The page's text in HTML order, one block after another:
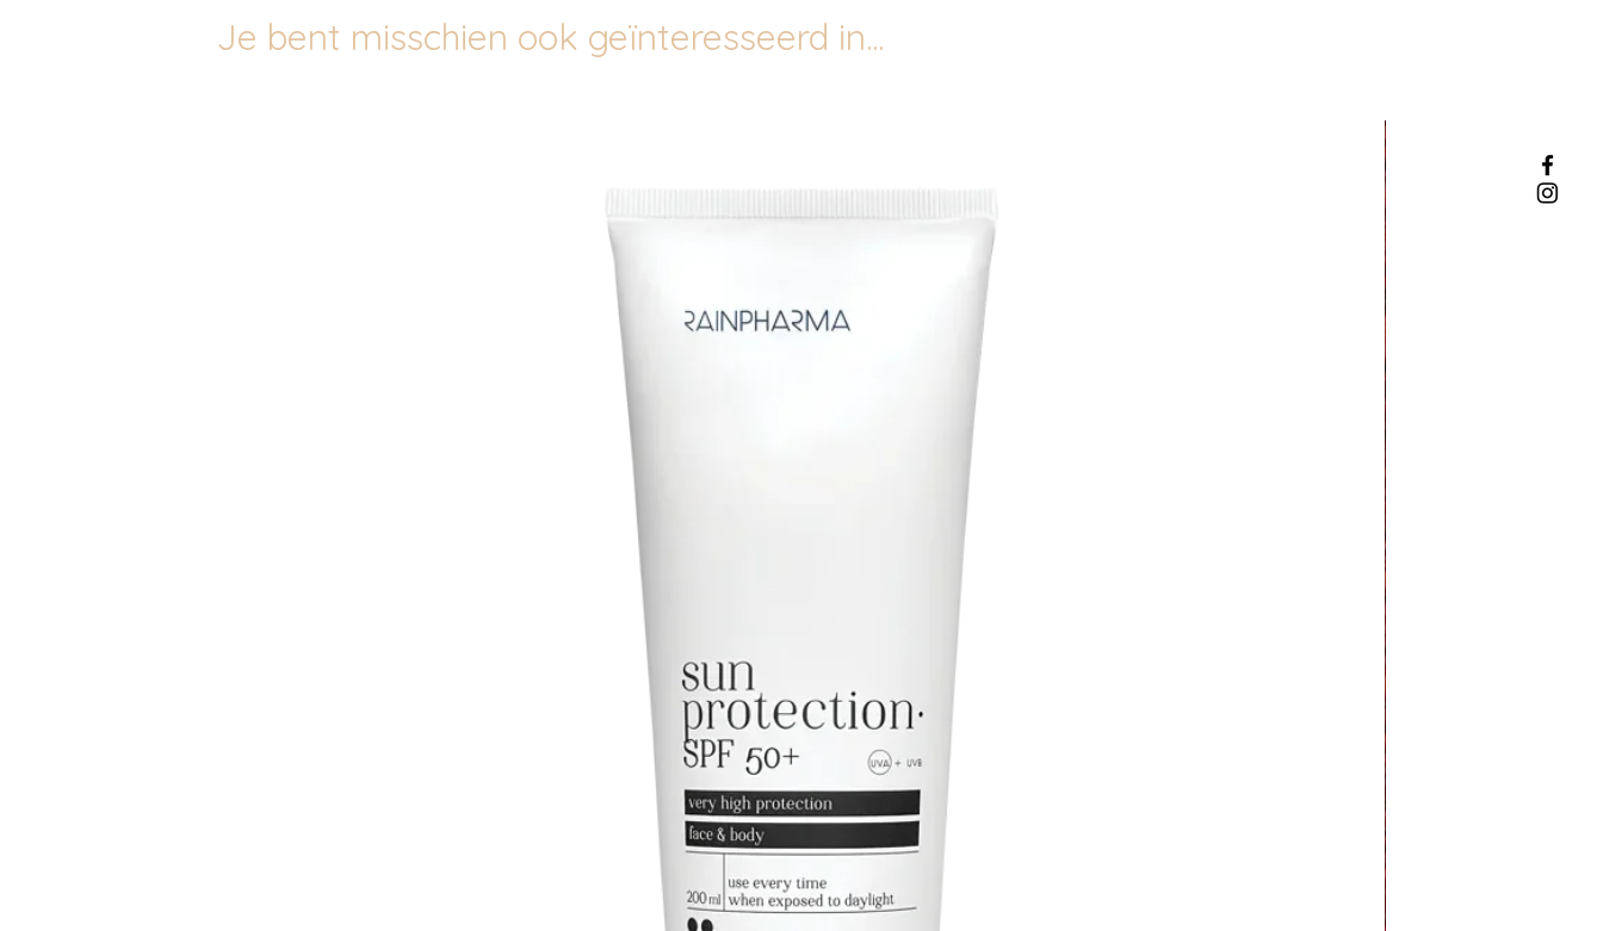
Je bent misschien ook geïnteresseerd in...